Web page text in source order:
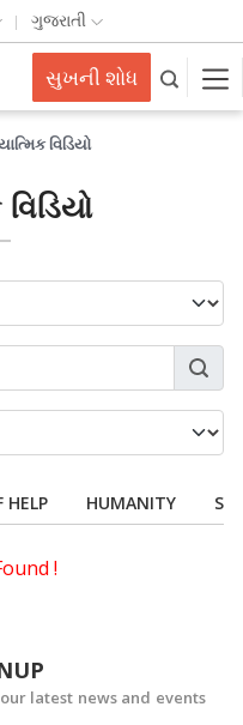
ગુજરાતી
સુખની શોધ
વિડિયો
HELP HUMANITY
!
latest news and events